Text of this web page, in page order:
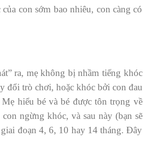
con sớm bao nhiêu, con càng có
ra, mẹ không bị nhầm tiếng khóc
đổi trò chơi, hoặc khóc bởi con đau
hiểu bé và bé được tôn trọng về
ngừng khóc, và sau này (bạn sẽ
đoạn 4, 6, 10 hay 14 tháng. Đây